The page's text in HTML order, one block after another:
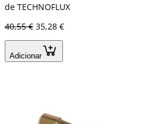
de TECHNOFLUX
40,55 € 35,28 €
Adicionar